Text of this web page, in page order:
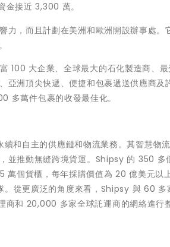
接近 3,300 萬。
，而且計劃在美洲和歐洲開設辦事處。
100 大企業、全球最大的石化製造商、
亞洲頂尖快遞、便捷和包裹遞送供應商及
多萬件包裹的收發最佳化。
和自主的供應鏈和物流業務。其智慧物
並推動無縫跨境貨運。Shipsy 的 350 多
個貨櫃，每年採購價值為 20 億美元以
從更廣泛的角度來看，Shipsy 與 60 多
和 20,000 多家全球託運商的網絡進行